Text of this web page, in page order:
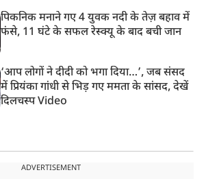
पिकनिक मनाने गए 4 युवक नदी के तेज़ बहाव में
फंसे, 11 घंटे के सफल रेस्क्यू के बाद बची जान
‘आप लोगों ने दीदी को भगा दिया…’, जब संसद
में प्रियंका गांधी से भिड़ गए ममता के सांसद, देखें
दिलचस्प Video
ADVERTISEMENT